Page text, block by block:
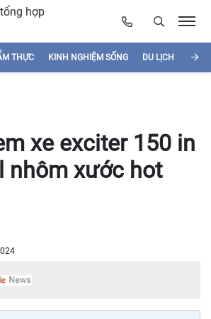
THỰC KINH NGHIỆM SỐNG DU LỊCH
xe exciter 150 in
nhôm xước hot